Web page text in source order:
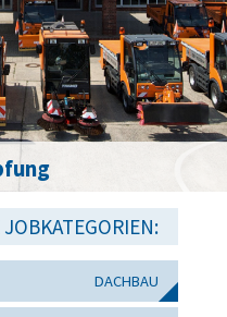
JOBKATEGORIEN:
DACHBAU